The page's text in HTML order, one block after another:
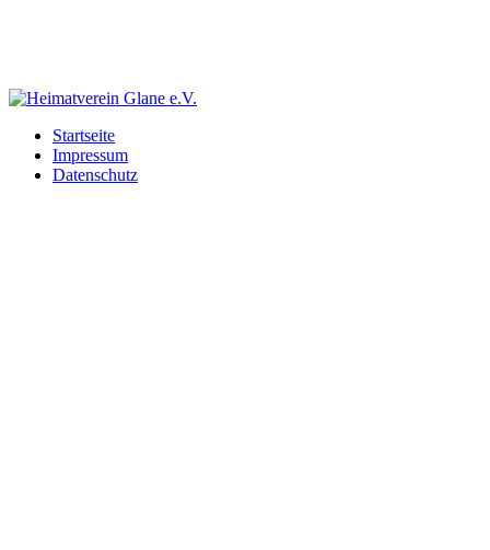
Startseite
Impressum
Datenschutz